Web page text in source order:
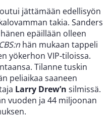
jättämään edellisyön
takia. Sanders
epäillään olleen
CBS:n hän mukaan tappeli
yökerhon VIP-tiloissa.
Tilanne tuskin
peliaikaa saaneen
Larry Drew’n silmissä.
vuoden ja 44 miljoonan